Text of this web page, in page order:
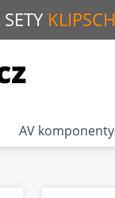
SETY KLIPSCH
AV komponenty